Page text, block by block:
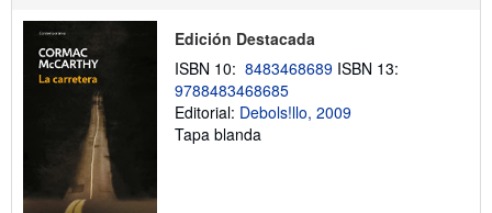
a
a
Edición Destacada
ISBN 10: 8483468689 ISBN 13:
9788483468685
Editorial: Debols!llo, 2009
Tapa blanda